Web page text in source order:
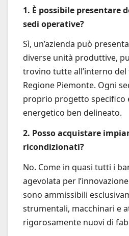
1. È possibile presentare
sedi operative?
Sì, un’azienda può
diverse unità produttive,
trovino tutte all’interno
Regione Piemonte. Ogni
proprio progetto specifico
energetico ben delineato.
2. Posso acquistare
ricondizionati?
No. Come in quasi tutti i
agevolata per
sono ammissibili
strumentali, macchinari e
rigorosamente nuovi di